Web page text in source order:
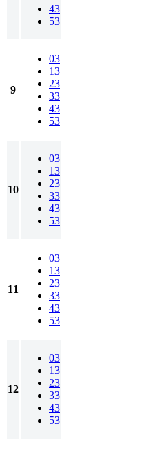
43
53
9
03
13
23
33
43
53
10
03
13
23
33
43
53
11
03
13
23
33
43
53
12
03
13
23
33
43
53